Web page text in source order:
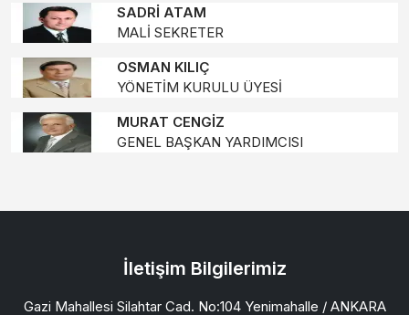
SADRİ ATAM
MALİ SEKRETER
OSMAN KILIÇ
YÖNETİM KURULU ÜYESİ
MURAT CENGİZ
GENEL BAŞKAN YARDIMCISI
İletişim Bilgilerimiz
Gazi Mahallesi Silahtar Cad. No:104 Yenimahalle / ANKARA